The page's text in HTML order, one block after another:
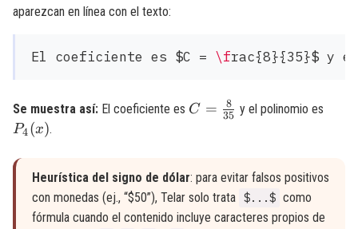
aparezcan en línea con el texto:
El coeficiente es $C = \f
Se muestra así: El coeficiente es C =
C = 35
8 y el polinomio es
P4(x).
Heurística del signo de dólar: para evitar falsos positivos
con monedas (ej., “$50”), Telar solo trata $...$ como
fórmula cuando el contenido incluye caracteres propios de